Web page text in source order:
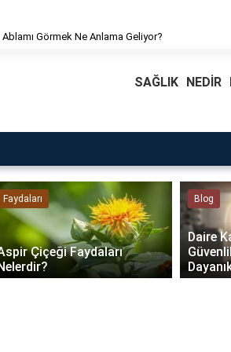
Görmek Ne Anlama Geliyor?
SAĞLIK NEDİR
Faydaları
Çiçeği Faydaları
Blog
Daire